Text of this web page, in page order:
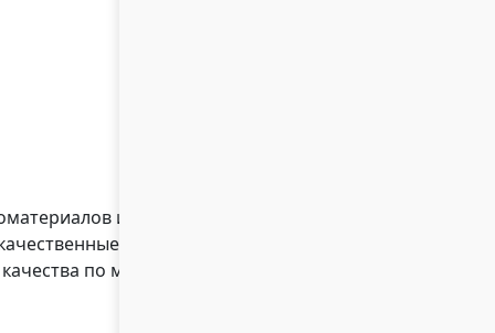
из дерева для загородных
породы дерева, такие как:
по монтажу и брашированию